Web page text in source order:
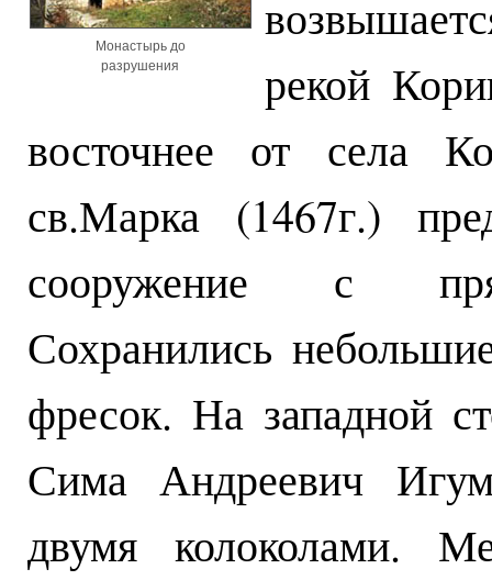
Монастырь до
разрушения
рекой
восточнее от села
св.Марка (1467г.)
сооружение с
Сохранились
фресок. На западной
Сима Андреевич
двумя колоколами.